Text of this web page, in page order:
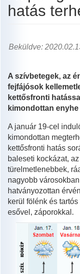
hatás
Beküldve:
A szívbetegek, az
fejfájósok
kettősfronti
kimondottan
A január 19-cel
kimondottan
kettősfronti hatás
baleseti kockázat,
türelmetlenebbek,
nagyobb
hatványozottan
kerül fölénk és
esővel, záporokkal.